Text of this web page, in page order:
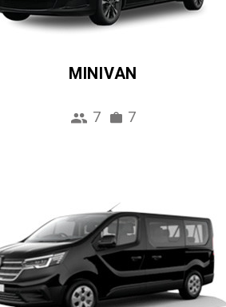
MINIVAN
7 7